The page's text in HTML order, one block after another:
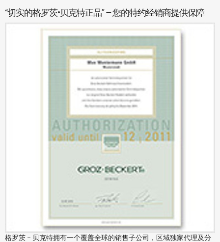
“切实的格罗茨•贝克特正品” — 您的特约经销商提供保障
格罗茨 – 贝克特拥有一个覆盖全球的销售子公司，区域独家代理及分